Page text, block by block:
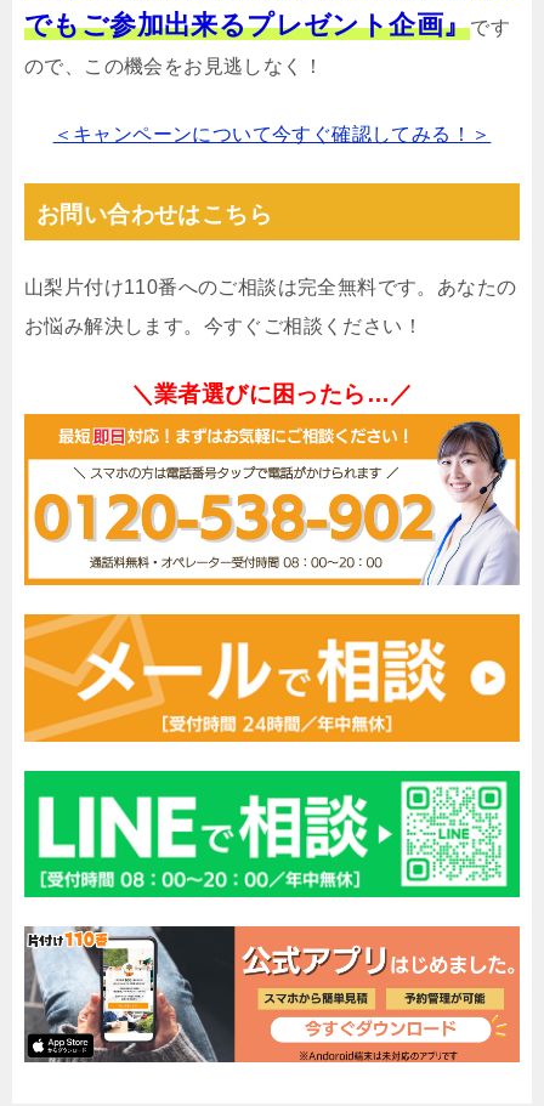
でもご参加出来るプレゼント企画』です
ので、この機会をお見逃しなく！
＜キャンペーンについて今すぐ確認してみる！＞
お問い合わせはこちら
山梨片付け110番へのご相談は完全無料です。あなたの
お悩み解決します。今すぐご相談ください！
＼業者選びに困ったら…／